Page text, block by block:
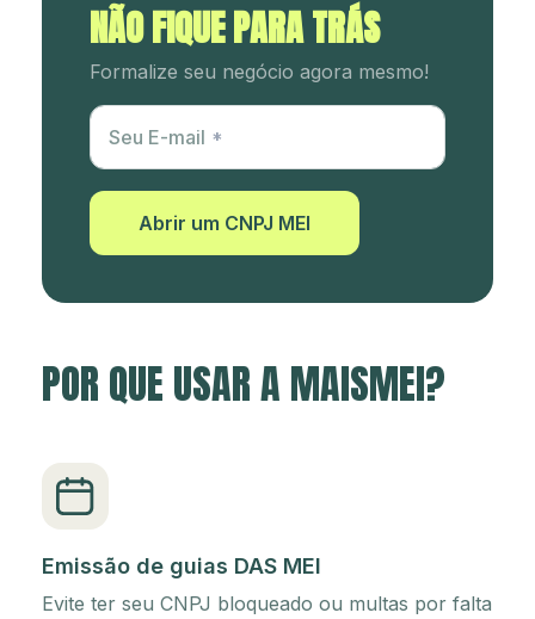
NÃO FIQUE PARA TRÁS
Formalize seu negócio agora mesmo!
Utm Content
Seu E-mail
Abrir um CNPJ MEI
POR QUE USAR A MAISMEI?
Emissão de guias DAS MEI
Evite ter seu CNPJ bloqueado ou multas por falta